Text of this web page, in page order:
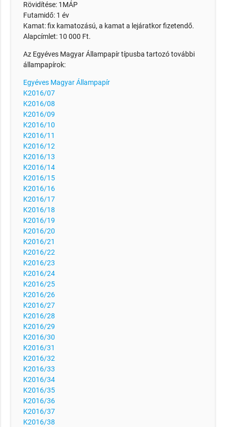
Rövidítése: 1MÁP
Futamidő: 1 év
Kamat: fix kamatozású, a kamat a lejáratkor fizetendő.
Alapcímlet: 10 000 Ft.
Az Egyéves Magyar Állampapír típusba tartozó további
állampapírok:
Egyéves Magyar Állampapír
K2016/07
K2016/08
K2016/09
K2016/10
K2016/11
K2016/12
K2016/13
K2016/14
K2016/15
K2016/16
K2016/17
K2016/18
K2016/19
K2016/20
K2016/21
K2016/22
K2016/23
K2016/24
K2016/25
K2016/26
K2016/27
K2016/28
K2016/29
K2016/30
K2016/31
K2016/32
K2016/33
K2016/34
K2016/35
K2016/36
K2016/37
K2016/38